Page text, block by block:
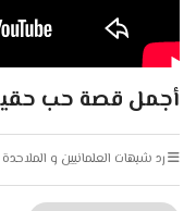
أجمل قصة حب
رد شبهات العلمانيين و الملاحدة